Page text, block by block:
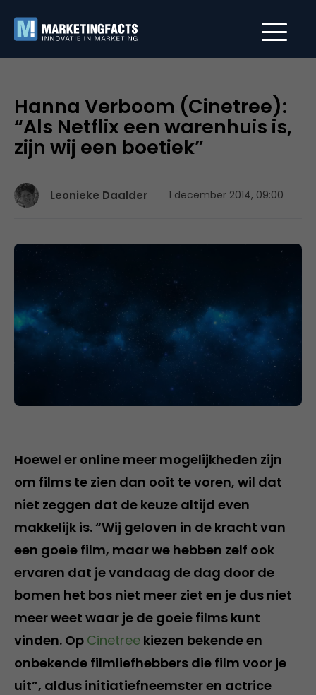
Hanna Verboom (Cinetree):
“Als Netflix een warenhuis is,
zijn wij een boetiek”
Leonieke Daalder 1 december 2014, 09:00
Hoewel er online meer mogelijkheden zijn
om films te zien dan ooit te voren, wil dat
niet zeggen dat de keuze altijd even
makkelijk is. “Wij geloven in de kracht van
een goeie film, maar we hebben zelf ook
ervaren dat je vandaag de dag door de
bomen het bos niet meer ziet en je dus niet
meer weet waar je de goeie films kunt
vinden. Op Cinetree kiezen bekende en
onbekende filmliefhebbers die film voor je
uit”, aldus initiatiefneemster en actrice